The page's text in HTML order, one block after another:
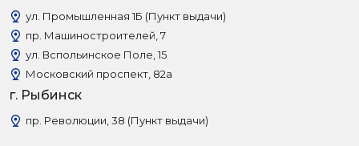
ул. Промышленная 1Б (Пункт выдачи)
пр. Машиностроителей, 7
ул. Вспольинское Поле, 15
Московский проспект, 82а
г. Рыбинск
пр. Революции, 38 (Пункт выдачи)